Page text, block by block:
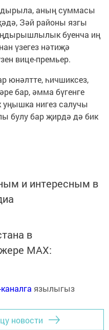
аның суммасы
Зәй районы язгы
буенча иң
үзегез нәтиҗә
вице-премьер.
юнәлтте, һичшиксез,
бар, әмма бүгенге
уңышка нигез салучы
булу бар җирдә дә бик
и интересным в
в
MАХ:
язылыгыз
новости